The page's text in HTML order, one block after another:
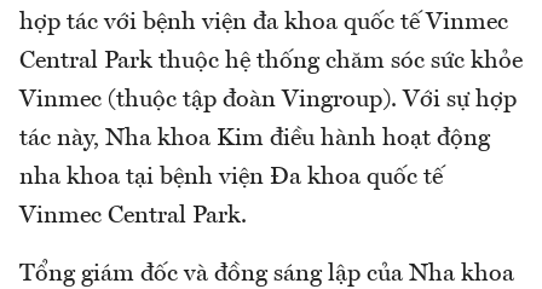
hợp tác với bệnh viện đa khoa quốc tế Vinmec
Central Park thuộc hệ thống chăm sóc sức khỏe
Vinmec (thuộc tập đoàn Vingroup). Với sự hợp
tác này, Nha khoa Kim điều hành hoạt động
nha khoa tại bệnh viện Đa khoa quốc tế
Vinmec Central Park.
Tổng giám đốc và đồng sáng lập của Nha khoa